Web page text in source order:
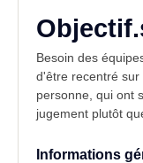
Besoin des
d'être recentré sur
personne, qui ont
jugement plutôt
Informations